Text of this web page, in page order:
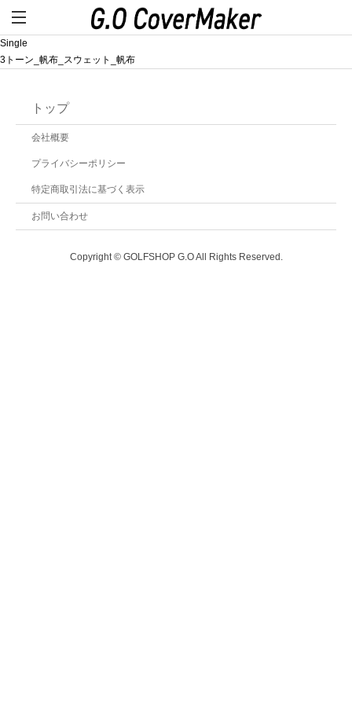
Single
3トーン_帆布_スウェット_帆布
トップ
会社概要
プライバシーポリシー
特定商取引法に基づく表示
お問い合わせ
Copyright © GOLFSHOP G.O All Rights Reserved.